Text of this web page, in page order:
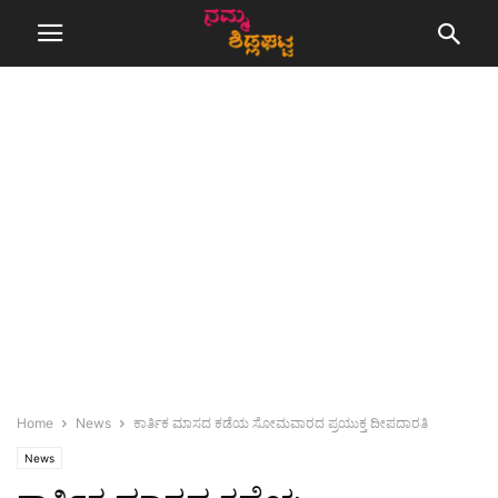
Home News ಕಾರ್ತಿಕ ಮಾಸದ ಕಡೆಯ ಸೋಮವಾರದ ಪ್ರಯುಕ್ತ ದೀಪದಾರತಿ
News